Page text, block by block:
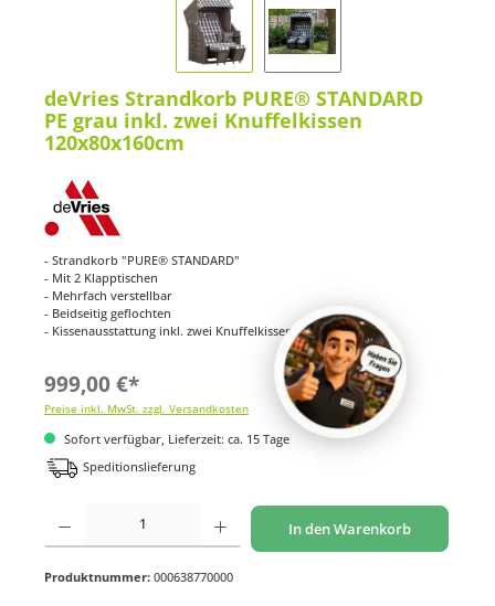
deVries Strandkorb PURE® STANDARD
PE grau inkl. zwei Knuffelkissen
120x80x160cm
- Strandkorb "PURE® STANDARD"
- Mit 2 Klapptischen
- Mehrfach verstellbar
- Beidseitig geflochten
- Kissenausstattung inkl. zwei Knuffelkissen
999,00 €*
Preise inkl. MwSt. zzgl. Versandkosten
Sofort verfügbar, Lieferzeit: ca. 15 Tage
Speditionslieferung
Produkt Anzahl: Gib den gewünschten Wert ein oder benutze die Schaltflächen um
In den Warenkorb
Produktnummer: 000638770000